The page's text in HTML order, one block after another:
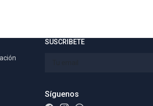
SUSCRIBETE
Síguenos